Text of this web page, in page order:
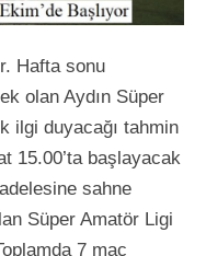
Hafta sonu
olan Aydın Süper
ilgi duyacağı tahmin
15.00’ta başlayacak
sahne
Süper Amatör Ligi
7 maç